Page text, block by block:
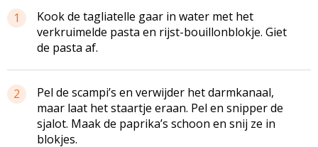
1
Kook de tagliatelle gaar in water met het
verkruimelde pasta en rijst-bouillonblokje. Giet
de pasta af.
2
Pel de scampi’s en verwijder het darmkanaal,
maar laat het staartje eraan. Pel en snipper de
sjalot. Maak de paprika’s schoon en snij ze in
blokjes.